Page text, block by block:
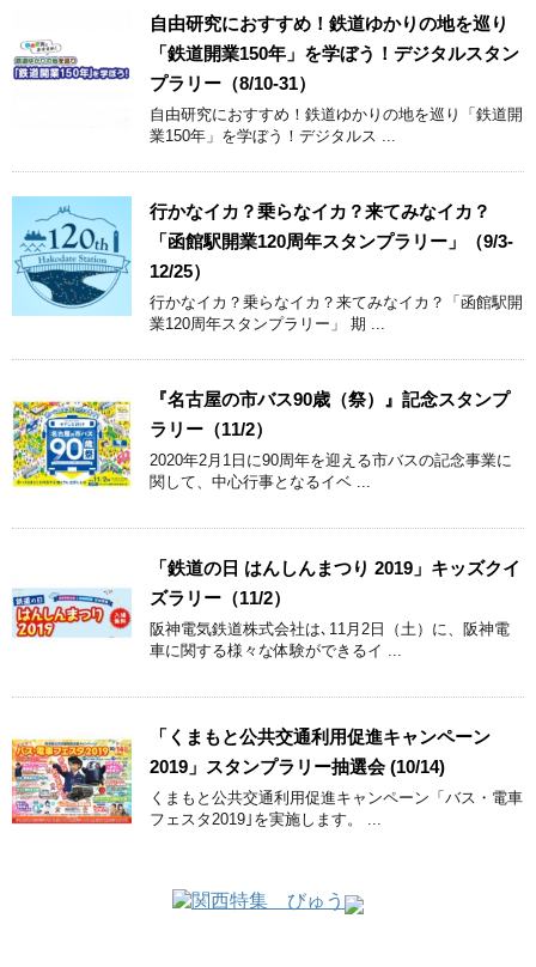
自由研究におすすめ！鉄道ゆかりの地を巡り
「鉄道開業150年」を学ぼう！デジタルスタン
プラリー（8/10-31）
自由研究におすすめ！鉄道ゆかりの地を巡り「鉄道開
業150年」を学ぼう！デジタルス ...
行かなイカ？乗らなイカ？来てみなイカ？
「函館駅開業120周年スタンプラリー」（9/3-
12/25）
行かなイカ？乗らなイカ？来てみなイカ？「函館駅開
業120周年スタンプラリー」 期 ...
『名古屋の市バス90歳（祭）』記念スタンプ
ラリー（11/2）
2020年2月1日に90周年を迎える市バスの記念事業に
関して、中心行事となるイベ ...
「鉄道の日 はんしんまつり 2019」キッズクイ
ズラリー（11/2）
阪神電気鉄道株式会社は､11月2日（土）に、阪神電
車に関する様々な体験ができるイ ...
「くまもと公共交通利用促進キャンペーン
2019」スタンプラリー抽選会 (10/14)
くまもと公共交通利用促進キャンペーン「バス・電車
フェスタ2019｣を実施します。 ...